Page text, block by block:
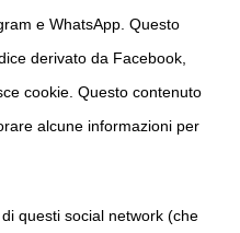
e WhatsApp. Questo
derivato da Facebook,
cookie. Questo contenuto
alcune informazioni per
questi social network (che